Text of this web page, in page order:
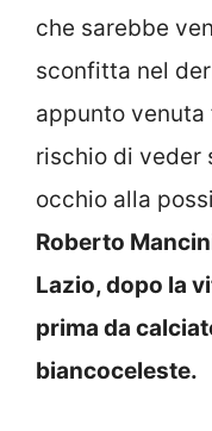
che sarebbe
sconfitta nel
appunto venuta
rischio di veder
occhio alla
Roberto
Lazio, dopo la
prima da
biancoceleste.